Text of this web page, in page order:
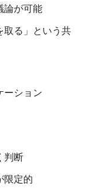
論が可能
取る」という共
ーション
判断
限定的